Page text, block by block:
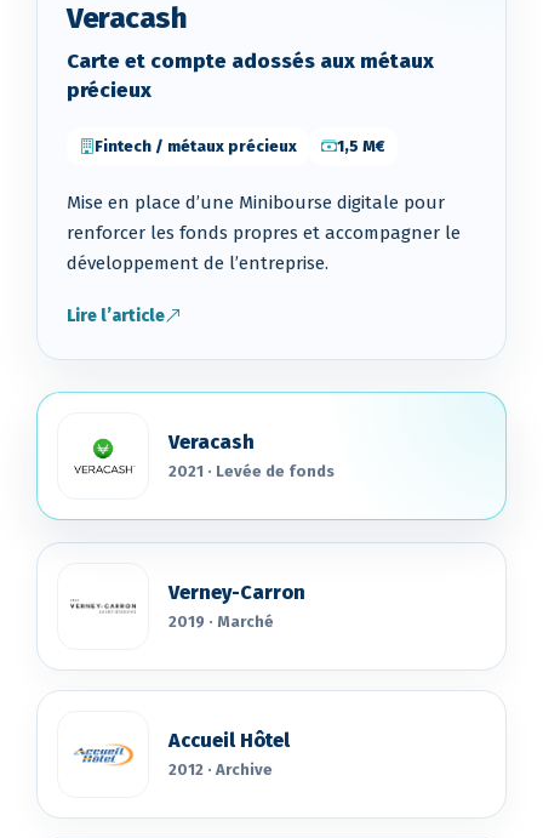
Veracash
2021 · Levée de fonds
Verney-Carron
2019 · Marché
Accueil Hôtel
2012 · Archive
Veracash
Carte et compte adossés aux métaux
précieux
Fintech / métaux précieux 1,5 M€
Mise en place d’une Minibourse digitale pour
renforcer les fonds propres et accompagner le
développement de l’entreprise.
Lire l’article